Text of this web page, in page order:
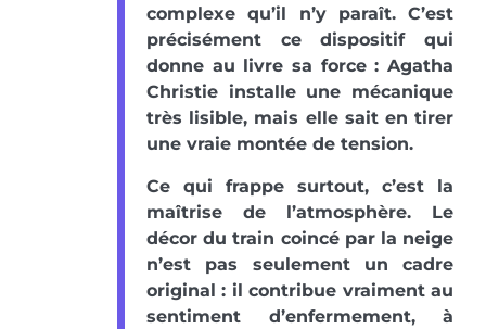
complexe qu’il n’y paraît. C’est
précisément ce dispositif qui
donne au livre sa force : Agatha
Christie installe une mécanique
très lisible, mais elle sait en tirer
une vraie montée de tension.
Ce qui frappe surtout, c’est la
maîtrise de l’atmosphère. Le
décor du train coincé par la neige
n’est pas seulement un cadre
original : il contribue vraiment au
sentiment d’enfermement, à